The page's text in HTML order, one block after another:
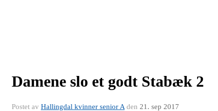
Damene slo et godt Stabæk 2
Postet av Hallingdal kvinner senior A den 21. sep 2017